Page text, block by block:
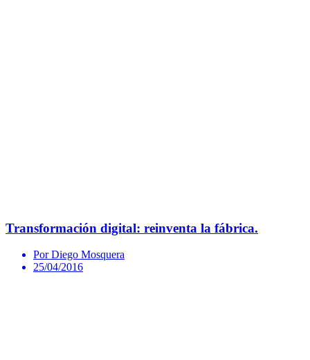
Transformación digital: reinventa la fábrica.
Por Diego Mosquera
25/04/2016